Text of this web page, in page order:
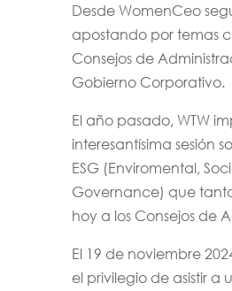
Desde WomenCeo
apostando por temas
Consejos de
Gobierno Corporativo.
El año pasado, WTW
interesantísima sesión
ESG (Enviromental,
Governance) que
hoy a los Consejos de
El 19 de noviembre
el privilegio de asistir a